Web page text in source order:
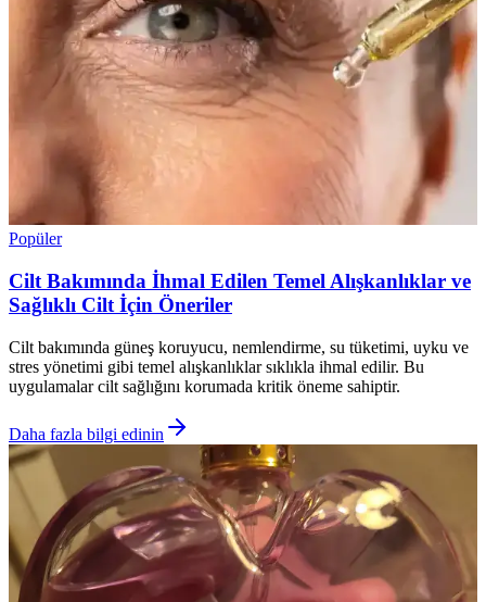
Popüler
Cilt Bakımında İhmal Edilen Temel Alışkanlıklar ve
Sağlıklı Cilt İçin Öneriler
Cilt bakımında güneş koruyucu, nemlendirme, su tüketimi, uyku ve
stres yönetimi gibi temel alışkanlıklar sıklıkla ihmal edilir. Bu
uygulamalar cilt sağlığını korumada kritik öneme sahiptir.
Daha fazla bilgi edinin